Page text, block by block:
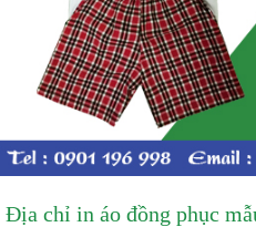
Địa chỉ in áo đồng phục